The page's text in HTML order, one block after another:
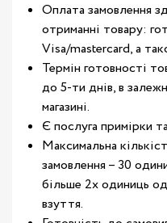
Оплата замовлення
отриманні товару:
Visa/mastercard, а
Термін готовності
до 5-ти днів, в
магазині.
Є послуга примірки
Максимальна
замовлення – 30
більше 2х одиниць
взуття.